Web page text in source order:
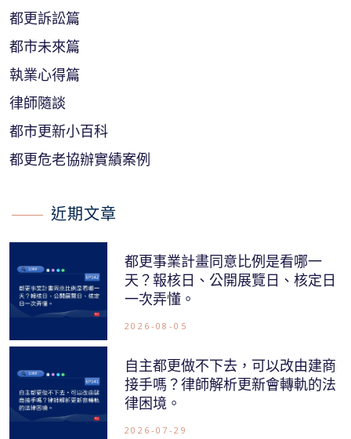
都更訴訟篇
都市未來篇
執業心得篇
律師隨談
都市更新小百科
都更危老協辦實績案例
近期文章
都更事業計畫同意比例是看哪一
天？報核日、公開展覽日、核定日
一次弄懂。
2026-08-05
自主都更做不下去，可以改由建商
接手嗎？律師解析更新會轉軌的法
律困境。
2026-07-29